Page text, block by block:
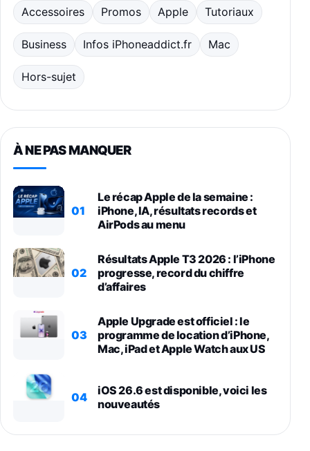
Accessoires Promos Apple Tutoriaux
Business Infos iPhoneaddict.fr Mac
Hors-sujet
À NE PAS MANQUER
01
Le récap Apple de la semaine :
iPhone, IA, résultats records et
AirPods au menu
02
Résultats Apple T3 2026 : l’iPhone
progresse, record du chiffre
d’affaires
03
Apple Upgrade est officiel : le
programme de location d’iPhone,
Mac, iPad et Apple Watch aux US
04
iOS 26.6 est disponible, voici les
nouveautés